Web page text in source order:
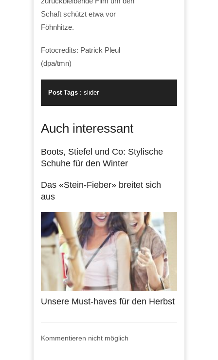
Schaft schützt etwa vor
Föhnhitze.
Fotocredits: Patrick Pleul
(dpa/tmn)
Post Tags : slider
Auch interessant
Boots, Stiefel und Co: Stylische
Schuhe für den Winter
Das «Stein-Fieber» breitet sich
aus
Unsere Must-haves für den Herbst
Kommentieren nicht möglich